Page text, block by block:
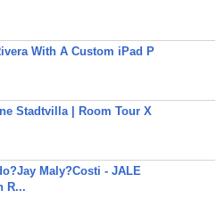
With A Custom iPad P
Stadtvilla | Room Tour X
Maly?Costi - JALE
R...